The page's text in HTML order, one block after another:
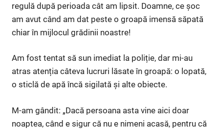
regulă după perioada cât am lipsit. Doamne, ce șoc
am avut când am dat peste o groapă imensă săpată
chiar în mijlocul grădinii noastre!
Am fost tentat să sun imediat la poliție, dar mi-au
atras atenția câteva lucruri lăsate în groapă: o lopată,
o sticlă de apă încă sigilată și alte obiecte.
M-am gândit: „Dacă persoana asta vine aici doar
noaptea, când e sigur că nu e nimeni acasă, pentru că